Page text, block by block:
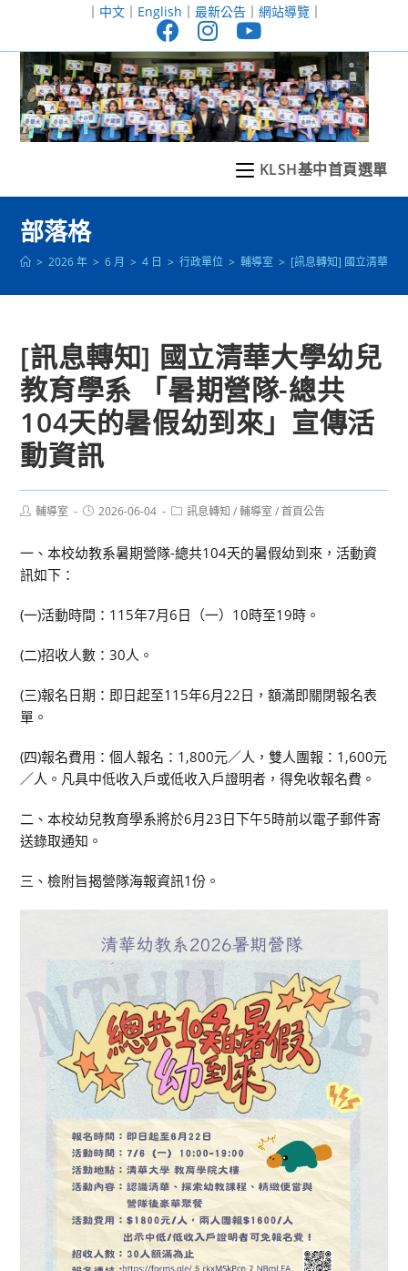
至
｜ 中文｜ English ｜ 最新公告｜ 網站導覽｜
KLSH基中首頁選單
部落格
> 2026 年 > 6 月 > 4 日 > 行政單位 > 輔導室 > [訊息轉知] 國立清華大
[訊息轉知] 國立清華大學幼兒
教育學系 「暑期營隊-總共
104天的暑假幼到來」宣傳活
動資訊
Post輔導室
Post2026-06-04
Post訊息轉知 / 輔導室 / 首頁公告
一、本校幼教系暑期營隊-總共104天的暑假幼到來，活動資
訊如下：
(一)活動時間：115年7月6日（一）10時至19時。
(二)招收人數：30人。
(三)報名日期：即日起至115年6月22日，額滿即關閉報名表
單。
(四)報名費用：個人報名：1,800元／人，雙人團報：1,600元
／人。凡具中低收入戶或低收入戶證明者，得免收報名費。
二、本校幼兒教育學系將於6月23日下午5時前以電子郵件寄
送錄取通知。
三、檢附旨揭營隊海報資訊1份。